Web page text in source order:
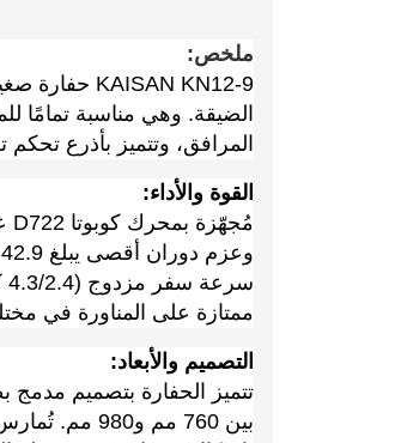
ملخص:
الضيقة. وهي مناسبة تمامًا
المرافق، وتتميز بأذرع
القوة والأداء:
ممتازة على المناورة في
التصميم والأبعاد: